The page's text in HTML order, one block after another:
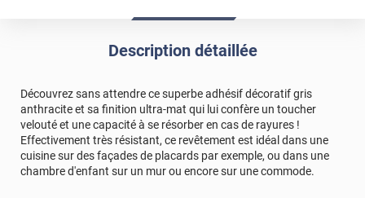
Description détaillée
Découvrez sans attendre ce superbe adhésif décoratif gris
anthracite et sa finition ultra-mat qui lui confère un toucher
velouté et une capacité à se résorber en cas de rayures !
Effectivement très résistant, ce revêtement est idéal dans une
cuisine sur des façades de placards par exemple, ou dans une
chambre d'enfant sur un mur ou encore sur une commode.